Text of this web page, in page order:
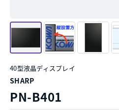
40型液晶ディスプレイ
SHARP
PN-B401